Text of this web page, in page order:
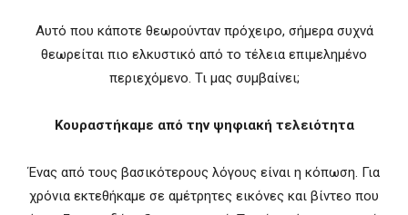
Αυτό που κάποτε θεωρούνταν πρόχειρο, σήμερα συχνά
θεωρείται πιο ελκυστικό από το τέλεια επιμελημένο
περιεχόμενο. Τι μας συμβαίνει;
Κουραστήκαμε από την ψηφιακή τελειότητα
Ένας από τους βασικότερους λόγους είναι η κόπωση. Για
χρόνια εκτεθήκαμε σε αμέτρητες εικόνες και βίντεο που